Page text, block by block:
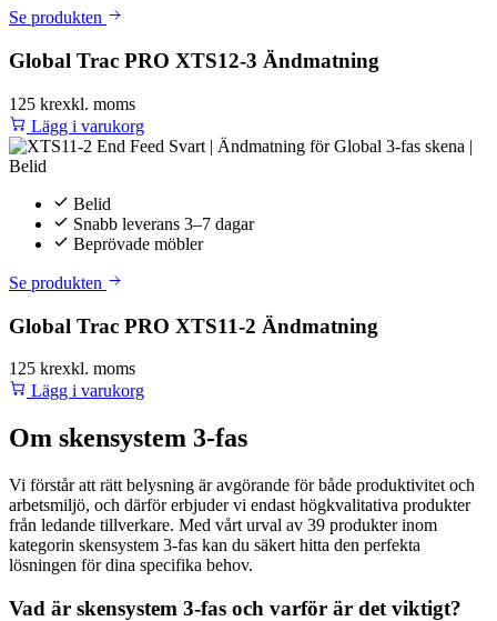
Se produkten
Global Trac PRO XTS12-3 Ändmatning
125 krexkl. moms
Lägg i varukorg
Belid
Snabb leverans 3–7 dagar
Beprövade möbler
Se produkten
Global Trac PRO XTS11-2 Ändmatning
125 krexkl. moms
Lägg i varukorg
Om skensystem 3-fas
Vi förstår att rätt belysning är avgörande för både produktivitet och
arbetsmiljö, och därför erbjuder vi endast högkvalitativa produkter
från ledande tillverkare. Med vårt urval av 39 produkter inom
kategorin skensystem 3-fas kan du säkert hitta den perfekta
lösningen för dina specifika behov.
Vad är skensystem 3-fas och varför är det viktigt?